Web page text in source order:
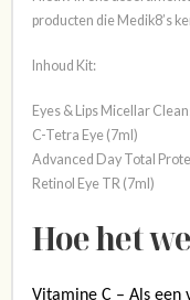
producten die Medik8’s
Inhoud Kit:
Eyes & Lips Micellar
C-Tetra Eye (7ml)
Advanced Day Total
Retinol Eye TR (7ml)
Hoe het
Vitamine C – Als een